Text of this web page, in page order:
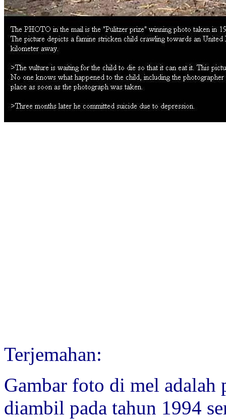
Terjemahan:
Gambar foto di mel adalah
diambil pada tahun 1994